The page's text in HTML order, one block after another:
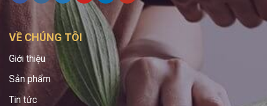
VỀ CHÚNG TÔI
Giới thiệu
Sản phẩm
Tin tức